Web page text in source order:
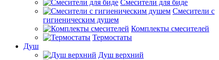
Смесители для биде
Смесители с
гигиеническим душем
Комплекты смесителей
Термостаты
Душ
Душ верхний